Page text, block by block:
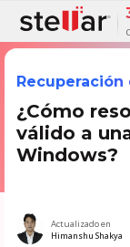
¿Cómo
válido a
Windows?
Actualizado en
Himanshu Shakya